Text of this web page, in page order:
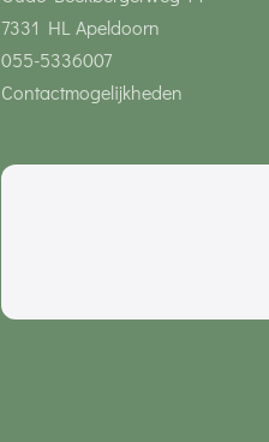
7331 HL Apeldoorn
055-5336007
Contactmogelijkheden